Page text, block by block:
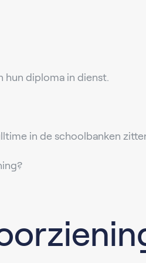
hun diploma in dienst.
in de schoolbanken